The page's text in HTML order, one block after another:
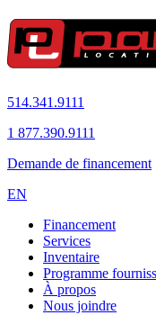
514.341.9111
1 877.390.9111
Demande de financement
EN
Financement
Services
Inventaire
Programme
À propos
Nous joindre